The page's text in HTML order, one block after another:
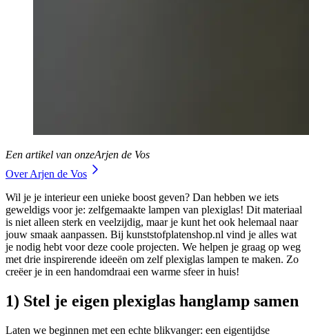
Een artikel van onzeArjen de Vos
Over Arjen de Vos
Wil je je interieur een unieke boost geven? Dan hebben we iets
geweldigs voor je: zelfgemaakte lampen van plexiglas! Dit materiaal
is niet alleen sterk en veelzijdig, maar je kunt het ook helemaal naar
jouw smaak aanpassen. Bij kunststofplatenshop.nl vind je alles wat
je nodig hebt voor deze coole projecten. We helpen je graag op weg
met drie inspirerende ideeën om zelf plexiglas lampen te maken. Zo
creëer je in een handomdraai een warme sfeer in huis!
1) Stel je eigen plexiglas hanglamp samen
Laten we beginnen met een echte blikvanger: een eigentijdse